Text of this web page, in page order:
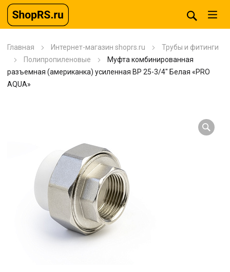
Главная Интернет-магазин shoprs.ru
Трубы и фитинги
Полипропиленовые
Муфта комбинированная
разъемная (американка) усиленная ВР 25-3/4″ Белая «PRO
AQUA»